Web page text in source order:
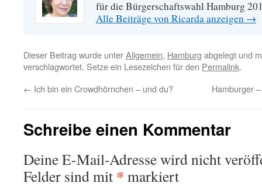
für die Bürgerschaftswahl Hamburg
Alle Beiträge von Ricarda anzeigen →
Dieser Beitrag wurde unterAllgemein, Hamburg abgelegt und
verschlagwortet. Setze ein Lesezeichen für den Permalink.
← Ich bin ein Crowdhörnchen – und du? Hamburger
Schreibe einen Kommentar
Deine E-Mail-Adresse wird nicht
Felder sind mit * markiert